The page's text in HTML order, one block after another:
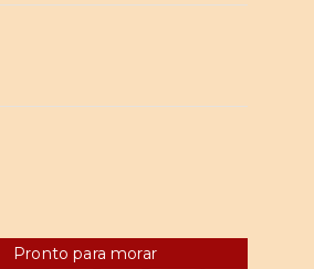
Pronto para morar